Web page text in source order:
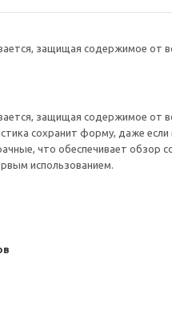
защищая содержимое от
защищая содержимое от
сохранит форму, даже
что обеспечивает обзор
использованием.